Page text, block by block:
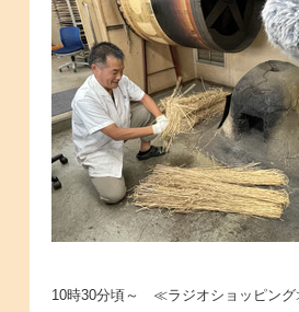
10時30分頃～ ≪ラジオショッピン